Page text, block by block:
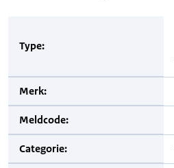
Type:
Merk:
Meldcode:
Categorie: